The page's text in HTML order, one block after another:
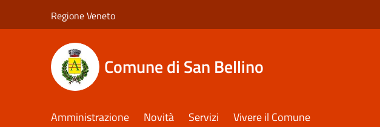
Regione Veneto
Comune di San Bellino
Amministrazione Novità Servizi Vivere il Comune